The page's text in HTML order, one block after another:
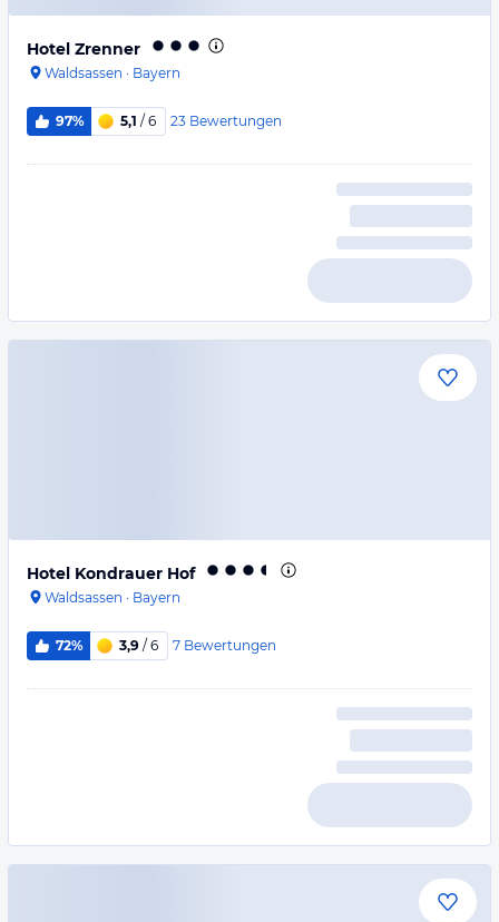
Hotel Zrenner
Waldsassen · Bayern
97% 5,1 / 6 23 Bewertungen
Hotel Kondrauer Hof
Waldsassen · Bayern
72% 3,9 / 6 7 Bewertungen